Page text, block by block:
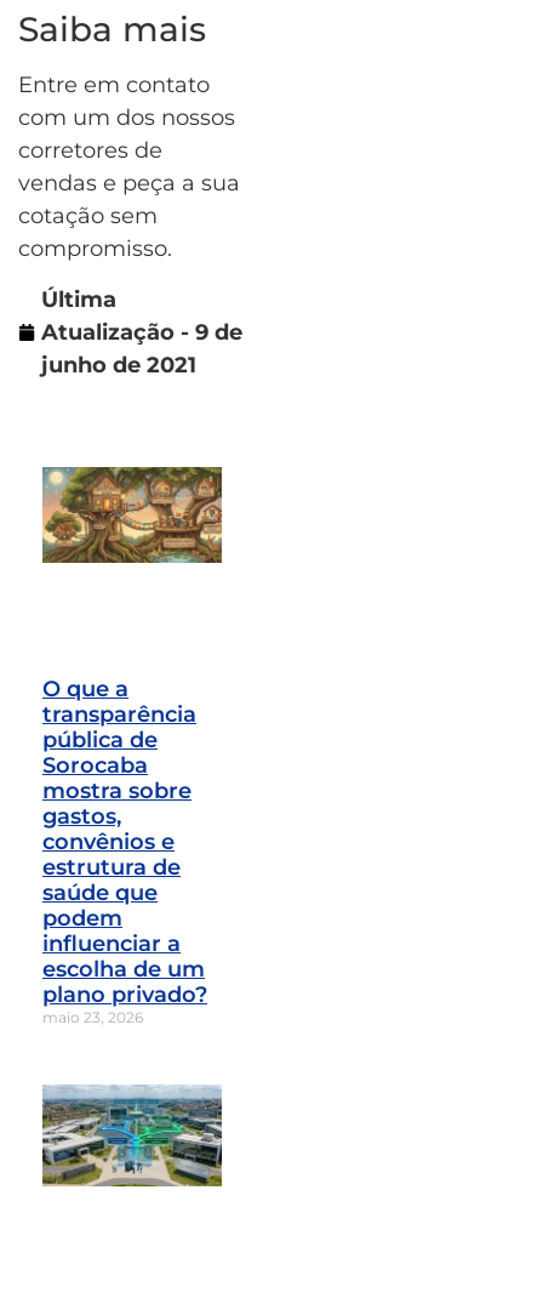
Saiba mais
Entre em contato
com um dos nossos
corretores de
vendas e peça a sua
cotação sem
compromisso.
Última
Atualização - 9 de
junho de 2021
O que a
transparência
pública de
Sorocaba
mostra sobre
gastos,
convênios e
estrutura de
saúde que
podem
influenciar a
escolha de um
plano privado?
maio 23, 2026